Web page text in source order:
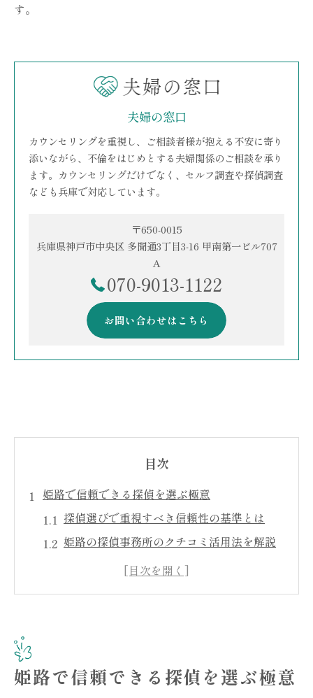
す。
夫婦の窓口
カウンセリングを重視し、ご相談者様が抱える不安に寄り
添いながら、不倫をはじめとする夫婦関係のご相談を承り
ます。カウンセリングだけでなく、セルフ調査や探偵調査
なども兵庫で対応しています。
〒650-0015
兵庫県神戸市中央区 多聞通3丁目3-16 甲南第一ビル707
A
070-9013-1122
お問い合わせはこちら
目次
姫路で信頼できる探偵を選ぶ極意
探偵選びで重視すべき信頼性の基準とは
姫路の探偵事務所のクチコミ活用法を解説
探偵事務所の実績と安心感を見極めるコツ
浮気調査に特化した探偵の技術力と対応力
姫路で信頼できる探偵を選ぶ極意